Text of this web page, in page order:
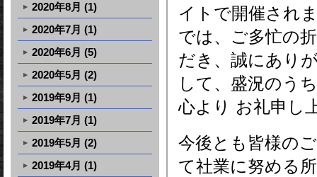
イトで開催され
では、ご多忙の
だき、誠にあり
して、盛況のう
心より お礼申し
今後とも皆様の
て社業に努める
2020年8月 (1)
2020年7月 (1)
2020年6月 (5)
2020年5月 (2)
2019年9月 (1)
2019年7月 (1)
2019年5月 (2)
2019年4月 (1)